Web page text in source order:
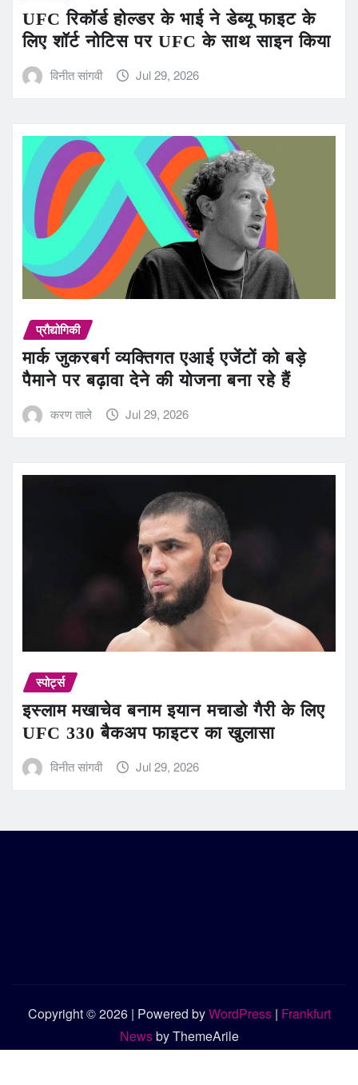
UFC रिकॉर्ड होल्डर के भाई ने डेब्यू फाइट के
लिए शॉर्ट नोटिस पर UFC के साथ साइन किया
विनीत सांगवी Jul 29, 2026
प्रौद्योगिकी
मार्क जुकरबर्ग व्यक्तिगत एआई एजेंटों को बड़े
पैमाने पर बढ़ावा देने की योजना बना रहे हैं
करण ताले Jul 29, 2026
स्पोर्ट्स
इस्लाम मखाचेव बनाम इयान मचाडो गैरी के लिए
UFC 330 बैकअप फाइटर का खुलासा
विनीत सांगवी Jul 29, 2026
Copyright © 2026 | Powered byWordPress | Frankfurt
Newsby ThemeArile